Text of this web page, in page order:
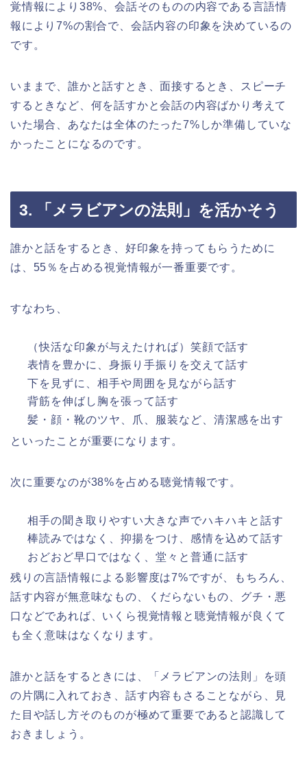
覚情報により38%、会話そのものの内容である言語情
報により7%の割合で、会話内容の印象を決めているの
です。
いままで、誰かと話すとき、面接するとき、スピーチ
するときなど、何を話すかと会話の内容ばかり考えて
いた場合、あなたは全体のたった7%しか準備していな
かったことになるのです。
3. 「メラビアンの法則」を活かそう
誰かと話をするとき、好印象を持ってもらうために
は、55％を占める視覚情報が一番重要です。
すなわち、
（快活な印象が与えたければ）笑顔で話す
表情を豊かに、身振り手振りを交えて話す
下を見ずに、相手や周囲を見ながら話す
背筋を伸ばし胸を張って話す
髪・顔・靴のツヤ、爪、服装など、清潔感を出す
といったことが重要になります。
次に重要なのが38%を占める聴覚情報です。
相手の聞き取りやすい大きな声でハキハキと話す
棒読みではなく、抑揚をつけ、感情を込めて話す
おどおど早口ではなく、堂々と普通に話す
残りの言語情報による影響度は7%ですが、もちろん、
話す内容が無意味なもの、くだらないもの、グチ・悪
口などであれば、いくら視覚情報と聴覚情報が良くて
も全く意味はなくなります。
誰かと話をするときには、「メラビアンの法則」を頭
の片隅に入れておき、話す内容もさることながら、見
た目や話し方そのものが極めて重要であると認識して
おきましょう。